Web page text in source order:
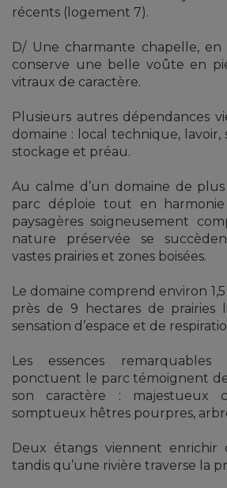
récents (logement 7).
D/ Une charmante chapelle,
conserve une belle voûte en
vitraux de caractère.
Plusieurs autres dépendances
domaine : local technique,
stockage et préau.
Au calme d’un domaine de plus
parc déploie tout en harmonie
paysagères soigneusement
nature préservée se
vastes prairies et zones boisées.
Le domaine comprend environ
près de 9 hectares de prairies
sensation d’espace et de
Les essences
ponctuent le parc témoignent
son caractère : majestueux
somptueux hêtres pourpres,
Deux étangs viennent enrichir
tandis qu’une rivière traverse la